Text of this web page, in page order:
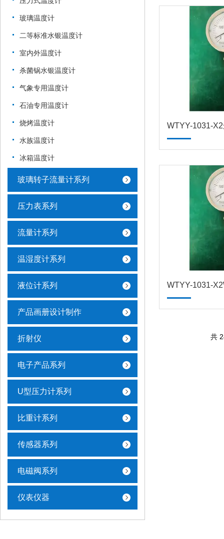
玻璃温度计
二等标准水银温度计
室内外温度计
杀菌锅水银温度计
气象专用温度计
石油专用温度计
烧烤温度计
水族温度计
冰箱温度计
玻璃转子流量计系列
压力表系列
流量计系列
温湿度计系列
液位计系列
产品画册设计制作
折射仪
电子产品系列
U型压力计系列
比重计系列
传感器系列
电磁阀系列
仪表仪器
WTYY-1031-
共